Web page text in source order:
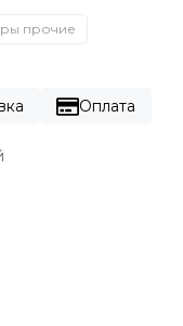
прочие
Оплата